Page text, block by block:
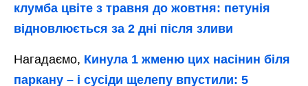
клумба цвіте з травня до жовтня: петунія
відновлюється за 2 дні після зливи
Нагадаємо, Кинула 1 жменю цих насінин біля
паркану – і сусіди щелепу впустили: 5